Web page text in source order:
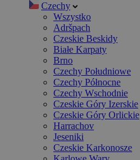
Czechy
Wszystko
Adršpach
Czeskie Beskidy
Białe Karpaty
Brno
Czechy Południowe
Czechy Północne
Czechy Wschodnie
Czeskie Góry Izerskie
Czeskie Góry Orlickie
Harrachov
Jeseniki
Czeskie Karkonosze